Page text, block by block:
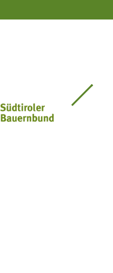
Südtiroler Bauernbund